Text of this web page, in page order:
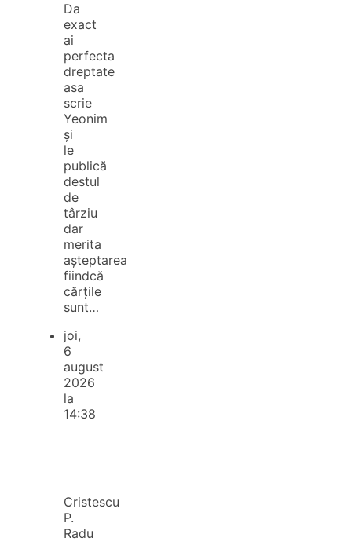
Da
exact
ai
perfecta
dreptate
asa
scrie
Yeonim
și
le
publică
destul
de
târziu
dar
merita
așteptarea
fiindcă
cărțile
sunt…
joi,
6
august
2026
la
14:38
Cristescu
P.
Radu